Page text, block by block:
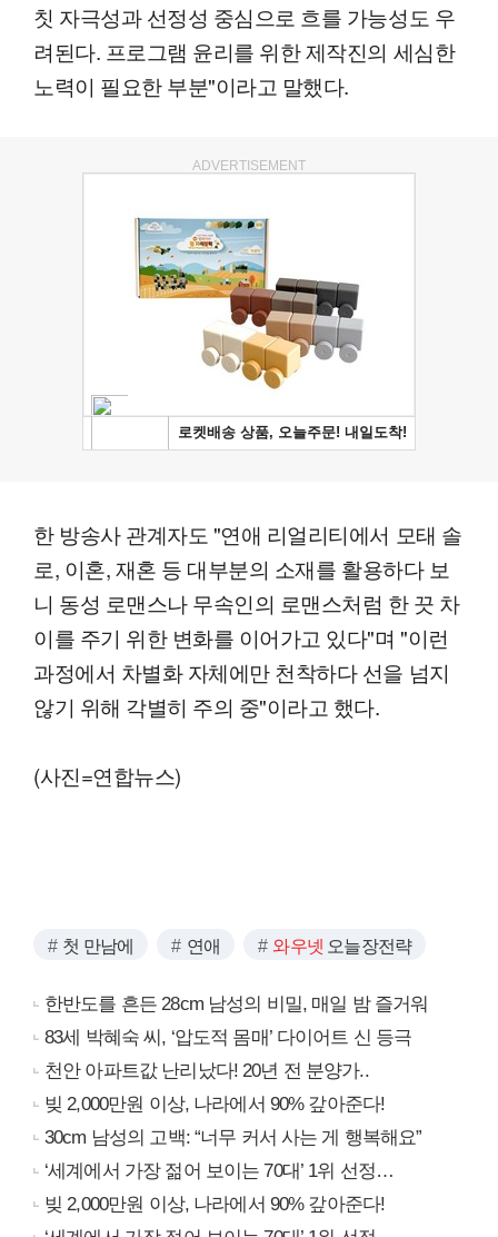
칫 자극성과 선정성 중심으로 흐를 가능성도 우
려된다. 프로그램 윤리를 위한 제작진의 세심한
노력이 필요한 부분"이라고 말했다.
ADVERTISEMENT
한 방송사 관계자도 "연애 리얼리티에서 모태 솔
로, 이혼, 재혼 등 대부분의 소재를 활용하다 보
니 동성 로맨스나 무속인의 로맨스처럼 한 끗 차
이를 주기 위한 변화를 이어가고 있다"며 "이런
과정에서 차별화 자체에만 천착하다 선을 넘지
않기 위해 각별히 주의 중"이라고 했다.
(사진=연합뉴스)
첫 만남에 연애 와우넷 오늘장전략
한반도를 흔든 28cm 남성의 비밀, 매일 밤 즐거워
83세 박혜숙 씨, ‘압도적 몸매’ 다이어트 신 등극
천안 아파트값 난리났다! 20년 전 분양가..
빚 2,000만원 이상, 나라에서 90% 갚아준다!
30cm 남성의 고백: “너무 커서 사는 게 행복해요”
‘세계에서 가장 젊어 보이는 70대’ 1위 선정…
빚 2,000만원 이상, 나라에서 90% 갚아준다!